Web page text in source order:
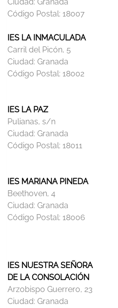
Ciudad: Granada
Código Postal: 18007
IES LA INMACULADA
Carril del Picón, 5
Ciudad: Granada
Código Postal: 18002
IES LA PAZ
Pulianas, s/n
Ciudad: Granada
Código Postal: 18011
IES MARIANA PINEDA
Beethoven, 4
Ciudad: Granada
Código Postal: 18006
IES NUESTRA SEÑORA
DE LA CONSOLACIÓN
Arzobispo Guerrero, 23
Ciudad: Granada